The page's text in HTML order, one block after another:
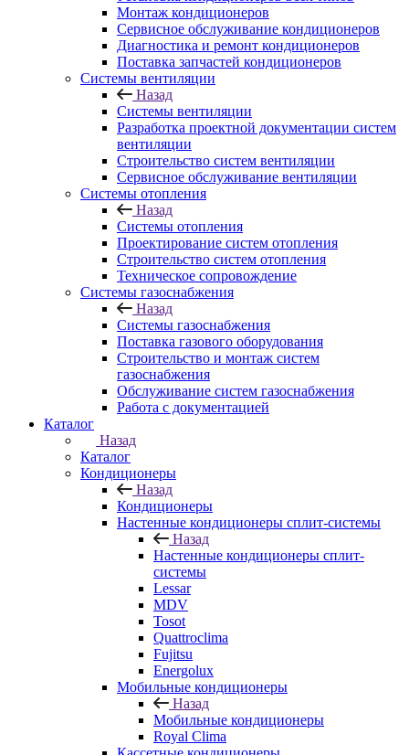
Монтаж кондиционеров
Сервисное обслуживание кондиционеров
Диагностика и ремонт кондиционеров
Поставка запчастей кондиционеров
Системы вентиляции
Назад
Системы вентиляции
Разработка проектной документации систем
вентиляции
Строительство систем вентиляции
Сервисное обслуживание вентиляции
Системы отопления
Назад
Системы отопления
Проектирование систем отопления
Строительство систем отопления
Техническое сопровождение
Системы газоснабжения
Назад
Системы газоснабжения
Поставка газового оборудования
Строительство и монтаж систем
газоснабжения
Обслуживание систем газоснабжения
Работа с документацией
Каталог
Назад
Каталог
Кондиционеры
Назад
Кондиционеры
Настенные кондиционеры сплит-системы
Назад
Настенные кондиционеры сплит-
системы
Lessar
MDV
Tosot
Quattroclima
Fujitsu
Energolux
Мобильные кондиционеры
Назад
Мобильные кондиционеры
Royal Clima